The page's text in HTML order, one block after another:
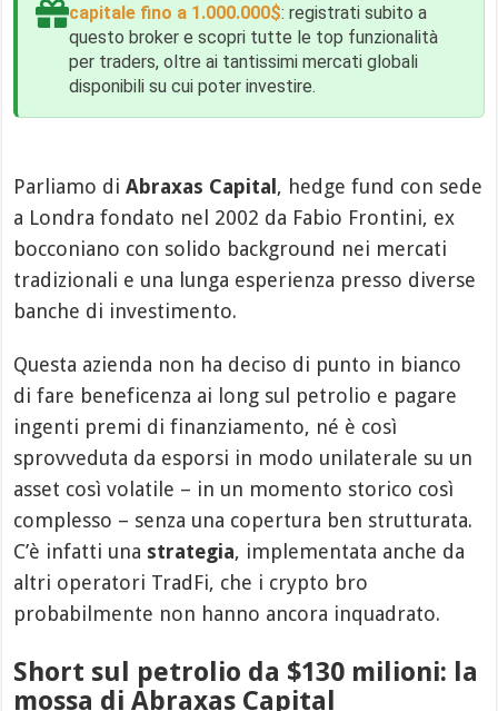
capitale fino a 1.000.000$: registrati subito a
questo broker e scopri tutte le top funzionalità
per traders, oltre ai tantissimi mercati globali
disponibili su cui poter investire.
Parliamo diAbraxas Capital, hedge fund con sede
a Londra fondato nel 2002 da Fabio Frontini, ex
bocconiano con solido background nei mercati
tradizionali e una lunga esperienza presso diverse
banche di investimento.
Questa azienda non ha deciso di punto in bianco
di fare beneficenza ai long sul petrolio e pagare
ingenti premi di finanziamento, né è così
sprovveduta da esporsi in modo unilaterale su un
asset così volatile – in un momento storico così
complesso – senza una copertura ben strutturata.
C’è infatti una strategia, implementata anche da
altri operatori TradFi, che i crypto bro
probabilmente non hanno ancora inquadrato.
Short sul petrolio da $130 milioni: la
mossa di Abraxas Capital